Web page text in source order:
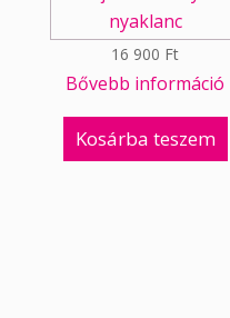
16 900 Ft
Bővebb információ
Kosárba teszem